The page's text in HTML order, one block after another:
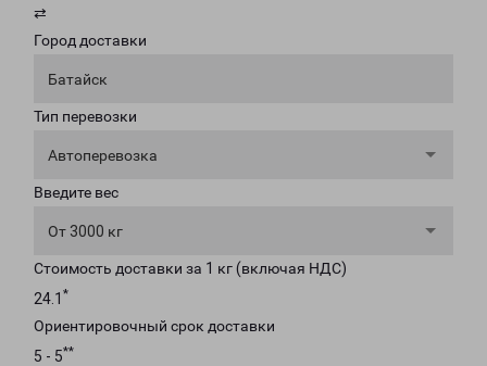
⇄
Город доставки
Батайск
Тип перевозки
Автоперевозка
Введите вес
От 3000 кг
Стоимость доставки за 1 кг (включая НДС)
24.1 *
Ориентировочный срок доставки
5 - 5**